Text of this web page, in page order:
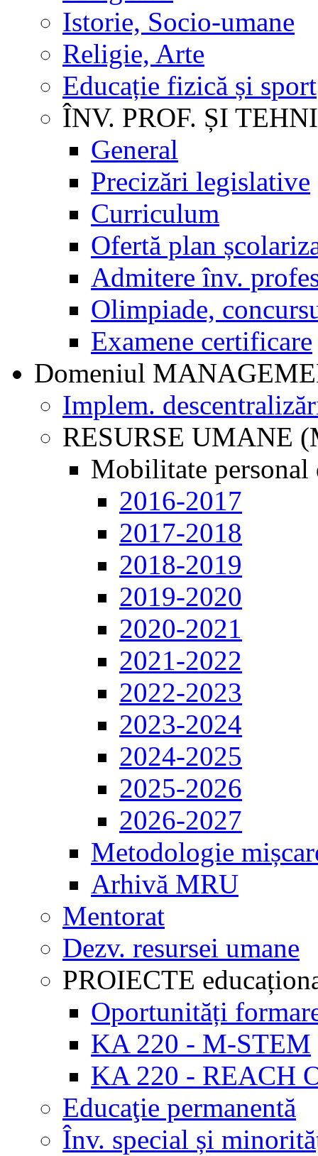
Istorie, Socio-umane
Religie, Arte
Educație fizică și sport
ÎNV. PROF. ȘI
General
Precizări legislative
Curriculum
Ofertă plan
Admitere înv.
Olimpiade,
Examene certificare
Domeniul
Implem.
RESURSE UMANE
Mobilitate personal
2016-2017
2017-2018
2018-2019
2019-2020
2020-2021
2021-2022
2022-2023
2023-2024
2024-2025
2025-2026
2026-2027
Metodologie
Arhivă MRU
Mentorat
Dezv. resursei umane
PROIECTE
Oportunități
KA 220 - M-STEM
KA 220 - REACH
Educaţie permanentă
Înv. special și